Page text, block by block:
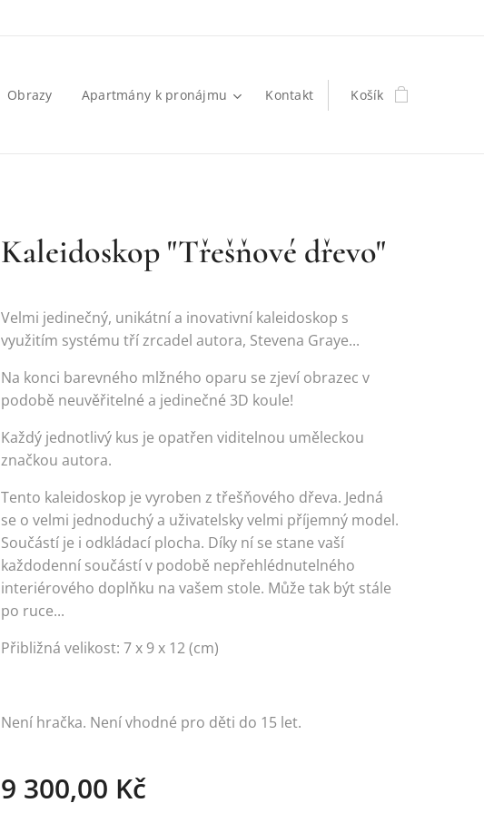
Obrazy Apartmány k pronájmu Kontakt Košík
Kaleidoskop "Třešňové dřevo"
Velmi jedinečný, unikátní a inovativní kaleidoskop s
využitím systému tří zrcadel autora, Stevena Graye...
Na konci barevného mlžného oparu se zjeví obrazec v
podobě neuvěřitelné a jedinečné 3D koule!
Každý jednotlivý kus je opatřen viditelnou uměleckou
značkou autora.
Tento kaleidoskop je vyroben z třešňového dřeva. Jedná
se o velmi jednoduchý a uživatelsky velmi příjemný model.
Součástí je i odkládací plocha. Díky ní se stane vaší
každodenní součástí v podobě nepřehlédnutelného
interiérového doplňku na vašem stole. Může tak být stále
po ruce...
Přibližná velikost: 7 x 9 x 12 (cm)
Není hračka. Není vhodné pro děti do 15 let.
9 300,00 Kč